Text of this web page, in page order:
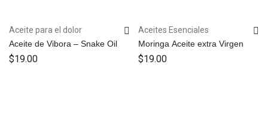
Aceite para el dolor
Aceite de Vibora – Snake Oil
$19.00
Aceites Esenciales
Moringa Aceite extra Virgen
$19.00